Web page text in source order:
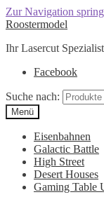
Zur Navigation
Roostermodel
Ihr Lasercut Spezialist
Facebook
Suche nach:
Menü
Eisenbahnen
Galactic Battle
High Street
Desert Houses
Gaming Table